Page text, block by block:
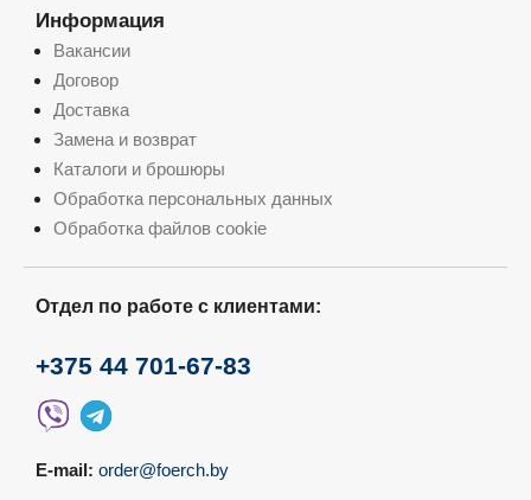
Информация
Вакансии
Договор
Доставка
Замена и возврат
Каталоги и брошюры
Обработка персональных данных
Обработка файлов cookie
Отдел по работе с клиентами:
+375 44 701-67-83
E-mail: order@foerch.by